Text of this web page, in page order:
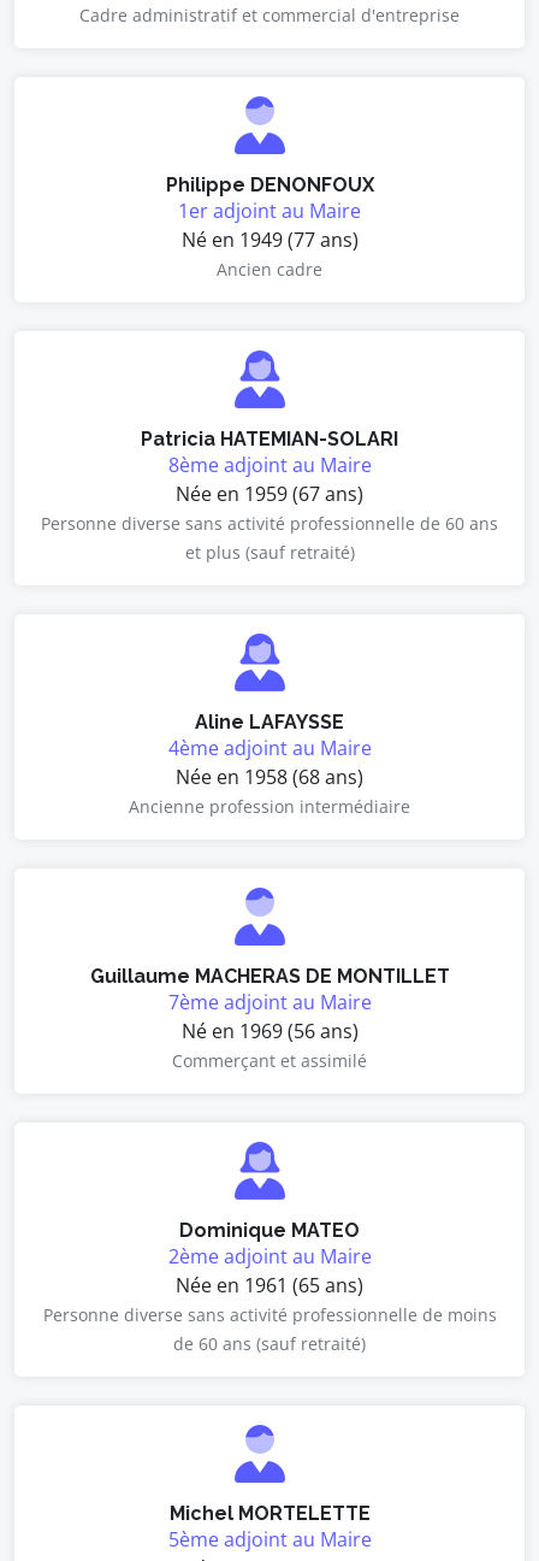
Cadre administratif et commercial d'entreprise
Philippe DENONFOUX
1er adjoint au Maire
Né en 1949 (77 ans)
Ancien cadre
Patricia HATEMIAN-SOLARI
8ème adjoint au Maire
Née en 1959 (67 ans)
Personne diverse sans activité professionnelle de 60 ans
et plus (sauf retraité)
Aline LAFAYSSE
4ème adjoint au Maire
Née en 1958 (68 ans)
Ancienne profession intermédiaire
Guillaume MACHERAS DE MONTILLET
7ème adjoint au Maire
Né en 1969 (56 ans)
Commerçant et assimilé
Dominique MATEO
2ème adjoint au Maire
Née en 1961 (65 ans)
Personne diverse sans activité professionnelle de moins
de 60 ans (sauf retraité)
Michel MORTELETTE
5ème adjoint au Maire